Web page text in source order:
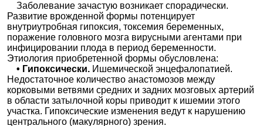
Заболевание зачастую возникает спорадически.
Развитие врожденной формы потенцирует
внутриутробная гипоксия, токсемия беременных,
поражение головного мозга вирусными агентами при
инфицировании плода в период беременности.
Этиология приобретенной формы обусловлена:
• Гипоксически. Ишемической энцефалопатией.
Недостаточное количество анастомозов между
корковыми ветвями средних и задних мозговых артерий
в области затылочной коры приводит к ишемии этого
участка. Гипоксические изменения ведут к нарушению
центрального (макулярного) зрения.